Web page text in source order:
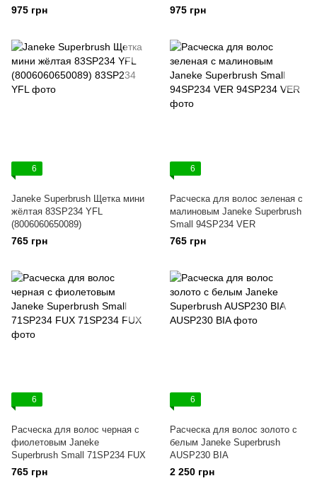
975 грн 975 грн
6
Janeke Superbrush Щетка мини
жёлтая 83SP234 YFL
(8006060650089)
765 грн
6
Расческа для волос зеленая с
малиновым Janeke Superbrush
Small 94SP234 VER
765 грн
6
Расческа для волос черная с
фиолетовым Janeke
Superbrush Small 71SP234 FUX
765 грн
6
Расческа для волос золото с
белым Janeke Superbrush
AUSP230 BIA
2 250 грн